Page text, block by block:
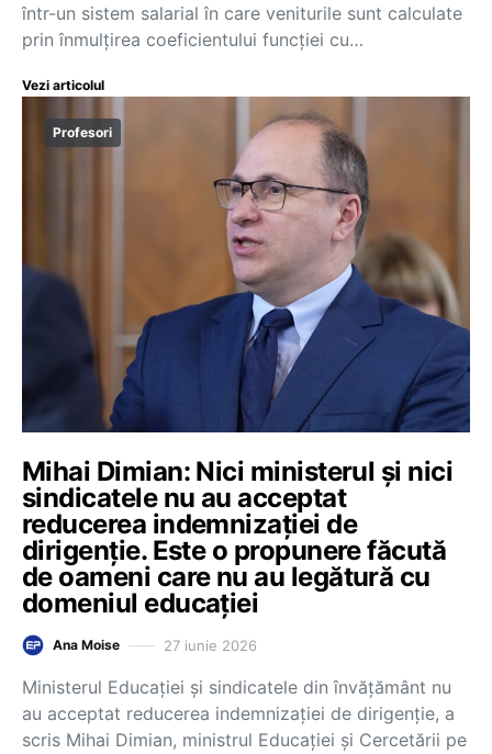
într-un sistem salarial în care veniturile sunt calculate
prin înmulțirea coeficientului funcției cu…
Vezi articolul
Profesori
Mihai Dimian: Nici ministerul și nici
sindicatele nu au acceptat
reducerea indemnizației de
dirigenție. Este o propunere făcută
de oameni care nu au legătură cu
domeniul educației
Ana Moise 27 iunie 2026
Ministerul Educației și sindicatele din învățământ nu
au acceptat reducerea indemnizației de dirigenție, a
scris Mihai Dimian, ministrul Educației și Cercetării pe